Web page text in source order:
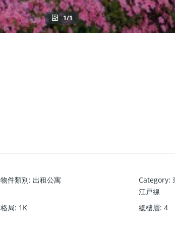
1/1
物件類別: 出租公寓 Category:
江戸線
格局: 1K 總樓層: 4